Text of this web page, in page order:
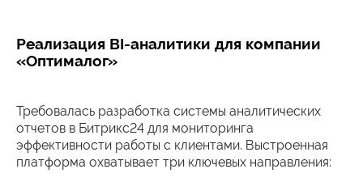
Реализация BI-аналитики для компании
«Оптималог»
Требовалась разработка системы аналитических
отчетов в Битрикс24 для мониторинга
эффективности работы с клиентами. Выстроенная
платформа охватывает три ключевых направления: